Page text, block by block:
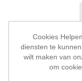
Cookies
diensten te
wilt maken van
om